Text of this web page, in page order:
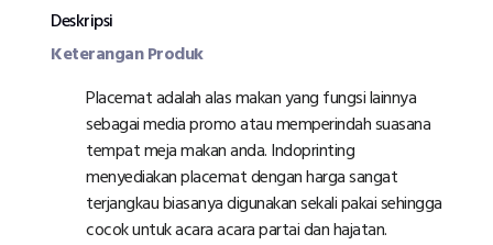
Deskripsi
Keterangan Produk
Placemat adalah alas makan yang fungsi lainnya
sebagai media promo atau memperindah suasana
tempat meja makan anda. Indoprinting
menyediakan placemat dengan harga sangat
terjangkau biasanya digunakan sekali pakai sehingga
cocok untuk acara acara partai dan hajatan.